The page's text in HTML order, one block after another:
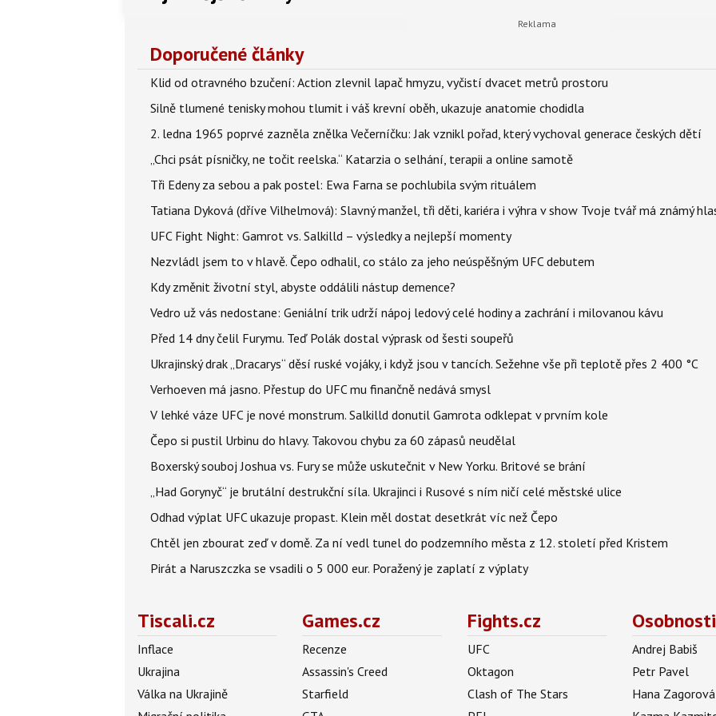
Doporučené články
Klid od otravného bzučení: Action zlevnil lapač hmyzu, vyčistí dvacet metrů prostoru
Silně tlumené tenisky mohou tlumit i váš krevní oběh, ukazuje anatomie chodidla
2. ledna 1965 poprvé zazněla znělka Večerníčku: Jak vznikl pořad, který vychoval generace českých dětí
„Chci psát písničky, ne točit reelska.“ Katarzia o selhání, terapii a online samotě
Tři Edeny za sebou a pak postel: Ewa Farna se pochlubila svým rituálem
Tatiana Dyková (dříve Vilhelmová): Slavný manžel, tři děti, kariéra i výhra v show Tvoje tvář má známý
UFC Fight Night: Gamrot vs. Salkilld – výsledky a nejlepší momenty
Nezvládl jsem to v hlavě. Čepo odhalil, co stálo za jeho neúspěšným UFC debutem
Kdy změnit životní styl, abyste oddálili nástup demence?
Vedro už vás nedostane: Geniální trik udrží nápoj ledový celé hodiny a zachrání i milovanou kávu
Před 14 dny čelil Furymu. Teď Polák dostal výprask od šesti soupeřů
Ukrajinský drak „Dracarys“ děsí ruské vojáky, i když jsou v tancích. Sežehne vše při teplotě přes 2 400 °C
Verhoeven má jasno. Přestup do UFC mu finančně nedává smysl
V lehké váze UFC je nové monstrum. Salkilld donutil Gamrota odklepat v prvním kole
Čepo si pustil Urbinu do hlavy. Takovou chybu za 60 zápasů neudělal
Boxerský souboj Joshua vs. Fury se může uskutečnit v New Yorku. Britové se brání
„Had Gorynyč“ je brutální destrukční síla. Ukrajinci i Rusové s ním ničí celé městské ulice
Odhad výplat UFC ukazuje propast. Klein měl dostat desetkrát víc než Čepo
Chtěl jen zbourat zeď v domě. Za ní vedl tunel do podzemního města z 12. století před Kristem
Pirát a Naruszczka se vsadili o 5 000 eur. Poražený je zaplatí z výplaty
Tiscali.cz
Inflace
Ukrajina
Válka na Ukrajině
Games.cz
Recenze
Assassin's Creed
Starfield
Fights.cz
UFC
Oktagon
Clash of The Stars
Andrej Babiš
Petr Pavel
Hana Zagorová